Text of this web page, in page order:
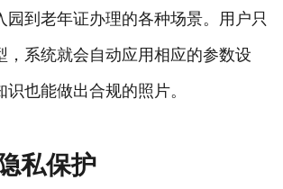
园到老年证办理的各种场景。用户只
，系统就会自动应用相应的参数设
也能做出合规的照片。
私保护